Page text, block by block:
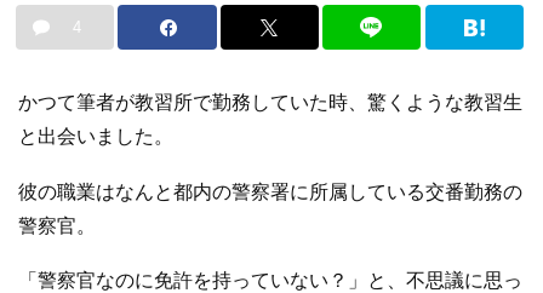
4
かつて筆者が教習所で勤務していた時、驚くような教習生
と出会いました。
彼の職業はなんと都内の警察署に所属している交番勤務の
警察官。
「警察官なのに免許を持っていない？」と、不思議に思っ